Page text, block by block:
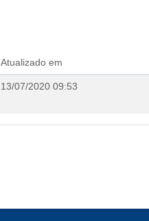
Atualizado em
13/07/2020 09:53